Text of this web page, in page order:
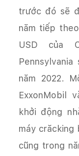
trước đó sẽ
năm tiếp
USD của
năm 2022.
ExxonMobil
khởi động
máy crăcking
cũng trong